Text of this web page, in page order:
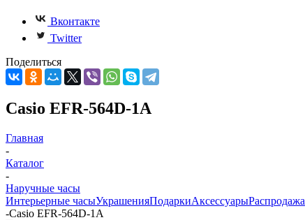
Вконтакте
Twitter
Поделиться
Casio EFR-564D-1A
Главная
-
Каталог
-
Наручные часы
Интерьерные часыУкрашенияПодаркиАксессуарыРаспродажа
-Casio EFR-564D-1A